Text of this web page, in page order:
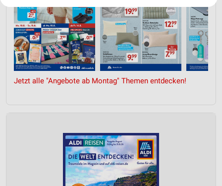
Jetzt alle "Angebote ab Montag" Themen entdecken!
Website/App.
Partnerliste anzeigen (1 IAB-Anbieter)
Wir nutzen Ihre Daten für folgende Zwecke:
IAB-Verarbeitungszwecke:
Speichern von oder Zugriff auf Informationen
auf einem Endgerät
Verwendung von Profilen zur Auswahl
personalisierter Werbung
Erstellung von Profilen zur Personalisierung